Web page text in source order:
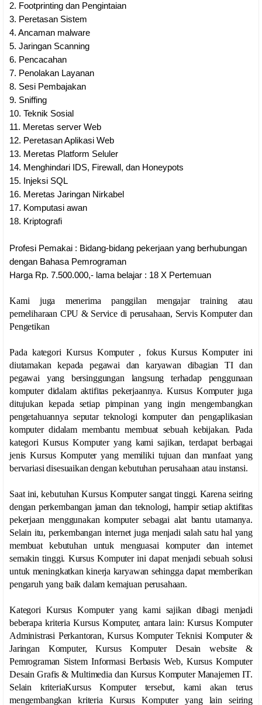
2. Footprinting dan Pengintaian
3. Peretasan Sistem
4. Ancaman malware
5. Jaringan Scanning
6. Pencacahan
7. Penolakan Layanan
8. Sesi Pembajakan
9. Sniffing
10. Teknik Sosial
11. Meretas server Web
12. Peretasan Aplikasi Web
13. Meretas Platform Seluler
14. Menghindari IDS, Firewall, dan Honeypots
15. Injeksi SQL
16. Meretas Jaringan Nirkabel
17. Komputasi awan
18. Kriptografi
Profesi Pemakai : Bidang-bidang pekerjaan yang berhubungan
dengan Bahasa Pemrograman
Harga Rp. 7.500.000,- lama belajar : 18 X Pertemuan
Kami juga menerima panggilan mengajar training atau
pemeliharaan CPU & Service di perusahaan, Servis Komputer dan
Pengetikan
Pada kategori Kursus Komputer , fokus Kursus Komputer ini
diutamakan kepada pegawai dan karyawan dibagian TI dan
pegawai yang bersinggungan langsung terhadap penggunaan
komputer didalam aktifitas pekerjaannya. Kursus Komputer juga
ditujukan kepada setiap pimpinan yang ingin mengembangkan
pengetahuannya seputar teknologi komputer dan pengaplikasian
komputer didalam membantu membuat sebuah kebijakan. Pada
kategori Kursus Komputer yang kami sajikan, terdapat berbagai
jenis Kursus Komputer yang memiliki tujuan dan manfaat yang
bervariasi disesuaikan dengan kebutuhan perusahaan atau instansi.
Saat ini, kebutuhan Kursus Komputer sangat tinggi. Karena seiring
dengan perkembangan jaman dan teknologi, hampir setiap aktifitas
pekerjaan menggunakan komputer sebagai alat bantu utamanya.
Selain itu, perkembangan internet juga menjadi salah satu hal yang
membuat kebutuhan untuk menguasai komputer dan internet
semakin tinggi. Kursus Komputer ini dapat menjadi sebuah solusi
untuk meningkatkan kinerja karyawan sehingga dapat memberikan
pengaruh yang baik dalam kemajuan perusahaan.
Kategori Kursus Komputer yang kami sajikan dibagi menjadi
beberapa kriteria Kursus Komputer, antara lain: Kursus Komputer
Administrasi Perkantoran, Kursus Komputer Teknisi Komputer &
Jaringan Komputer, Kursus Komputer Desain website &
Pemrograman Sistem Informasi Berbasis Web, Kursus Komputer
Desain Grafis & Multimedia dan Kursus Komputer Manajemen IT.
Selain kriteriaKursus Komputer tersebut, kami akan terus
mengembangkan kriteria Kursus Komputer yang lain seiring